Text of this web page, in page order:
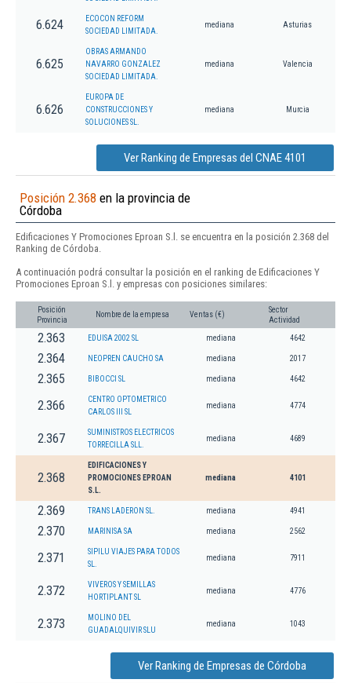
6.624
ECOCON REFORM
SOCIEDAD LIMITADA.
mediana Asturias
6.625
OBRAS ARMANDO
NAVARRO GONZALEZ
SOCIEDAD LIMITADA.
mediana Valencia
6.626
EUROPA DE
CONSTRUCCIONES Y
SOLUCIONES SL.
mediana Murcia
Ver Ranking de Empresas del CNAE 4101
Posición 2.368 en la provincia de
Córdoba
Edificaciones Y Promociones Eproan S.l. se encuentra en la posición 2.368 del
Ranking de Córdoba.
A continuación podrá consultar la posición en el ranking de Edificaciones Y
Promociones Eproan S.l. y empresas con posiciones similares:
Posición
Provincia
Nombre de la empresa Ventas (€)
Sector
Actividad
2.363 EDUISA 2002 SL mediana 4642
2.364 NEOPREN CAUCHO SA mediana 2017
2.365 BIBOCCI SL mediana 4642
2.366
CENTRO OPTOMETRICO
CARLOS III SL
mediana 4774
2.367
SUMINISTROS ELECTRICOS
TORRECILLA SLL.
mediana 4689
2.368
EDIFICACIONES Y
PROMOCIONES EPROAN
S.L.
mediana 4101
2.369 TRANS LADERON SL. mediana 4941
2.370 MARINISA SA mediana 2562
2.371
SIPILU VIAJES PARA TODOS
SL.
mediana 7911
2.372
VIVEROS Y SEMILLAS
HORTIPLANT SL
mediana 4776
2.373
MOLINO DEL
GUADALQUIVIR SLU
mediana 1043
Ver Ranking de Empresas de Córdoba